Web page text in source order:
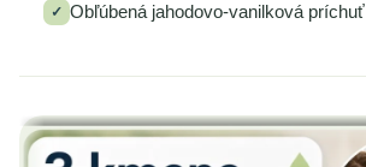
✓ Obľúbená jahodovo‑vanilková príchuť